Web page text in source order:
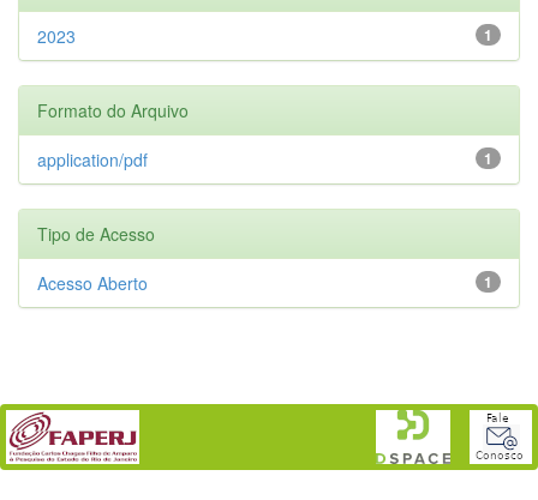
1
2023
Formato do Arquivo
1
application/pdf
Tipo de Acesso
1
Acesso Aberto